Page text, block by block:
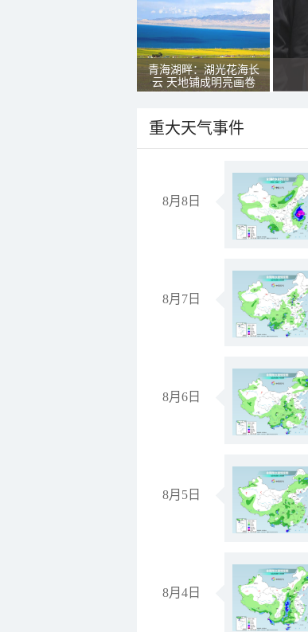
青海湖畔：湖光花海长
云 天地铺成明亮画卷
重大天气事件
8月8日
8月7日
8月6日
8月5日
8月4日